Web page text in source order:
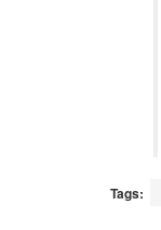
Tags: